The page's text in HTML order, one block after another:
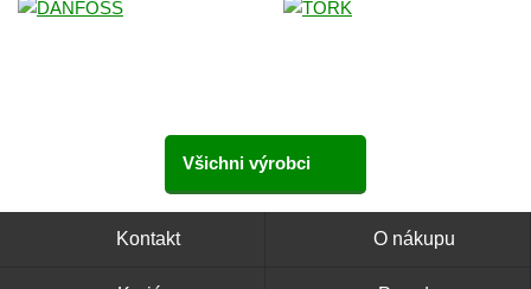
Všichni výrobci
Kontakt O nákupu